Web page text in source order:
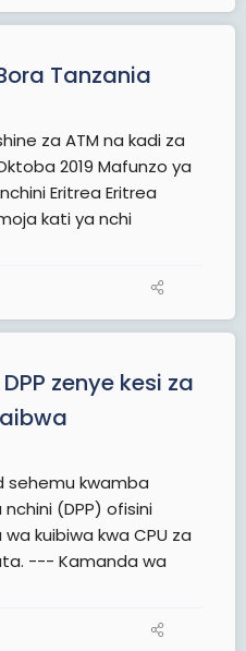
Tanzania
za ATM na kadi za
2019 Mafunzo ya
Eritrea Eritrea
kati ya nchi
zenye kesi za
sehemu kwamba
(DPP) ofisini
kuibiwa kwa CPU za
--- Kamanda wa